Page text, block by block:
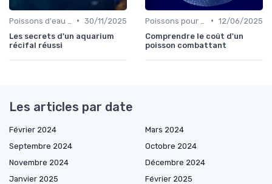
• 30/11/2025
Les secrets d'un aquarium
récifal réussi
• 12/06/2025
Comprendre le coût d'un
poisson combattant
Les articles par date
Février 2024
Mars 2024
Septembre 2024
Octobre 2024
Novembre 2024
Décembre 2024
Janvier 2025
Février 2025